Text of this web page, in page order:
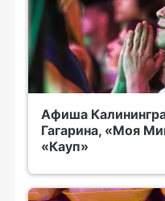
Афиша
Гагарина, «Моя
«Кауп»